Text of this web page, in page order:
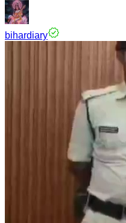
bihardiary